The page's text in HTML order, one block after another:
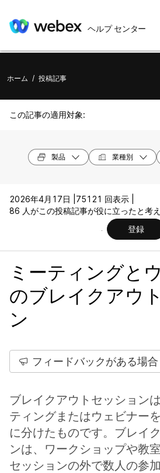
ヘルプ センター
ホーム / 投稿記事
この記事の適用対象:
製品 業種別
2026年4月17日 | 75121 回表示 |
86 人がこの投稿記事が役に立ったと考
登録
ミーティングと
のブレイクアウ
ン
フィードバックがある場合
ブレイクアウトセッション
ティングまたはウェビナー
に分けたものです。ブレイ
ンは、ワークショップや教
セッションの外で数人の参